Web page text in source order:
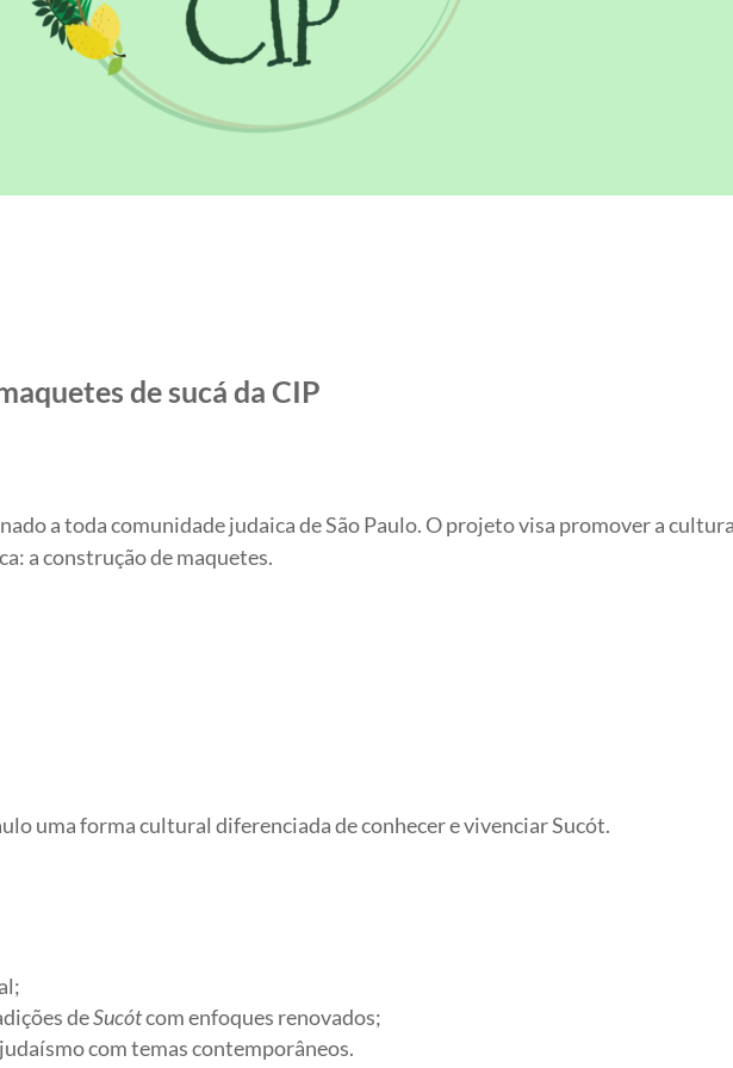
de sucá da CIP
a toda comunidade judaica de São Paulo. O projeto visa promover a
a construção de maquetes.
uma forma cultural diferenciada de conhecer e vivenciarSucót.
deSucótcom enfoques renovados;
com temas contemporâneos.